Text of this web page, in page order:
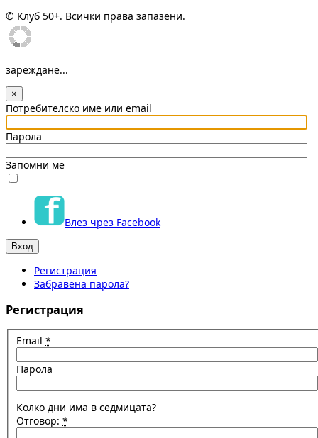
© Клуб 50+. Всички права запазени.
зареждане...
×
Потребителско име или email
Парола
Запомни ме
Влез чрез Facebook
Регистрация
Забравена парола?
Регистрация
Email *
Парола
Колко дни има в седмицата?
Отговор: *